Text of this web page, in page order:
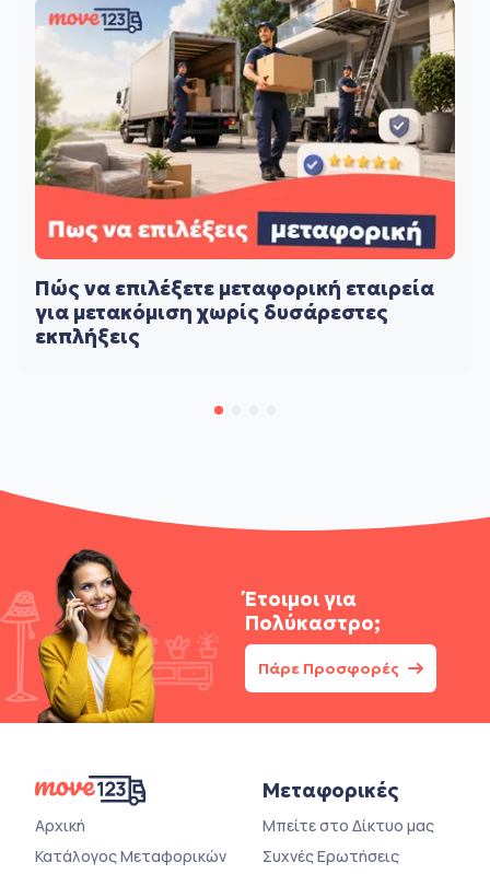
Πώς να επιλέξετε μεταφορική εταιρεία
για μετακόμιση χωρίς δυσάρεστες
εκπλήξεις
Έτοιμοι για
Πολύκαστρο;
Πάρε Προσφορές
Αρχική
Κατάλογος Μεταφορικών
Μεταφορικές
Μπείτε στο Δίκτυο μας
Συχνές Ερωτήσεις